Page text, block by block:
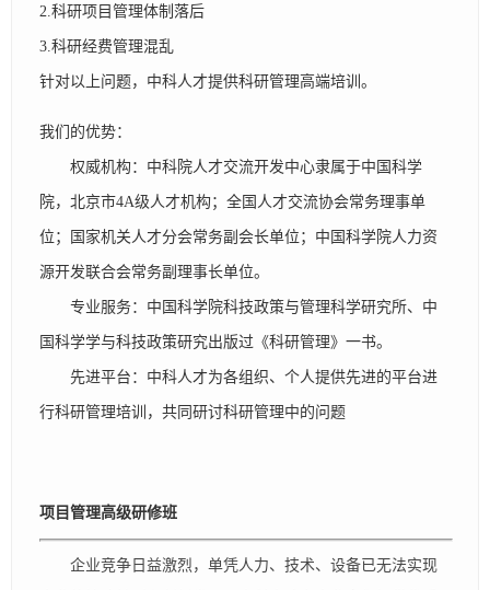
2.科研项目管理体制落后
3.科研经费管理混乱
针对以上问题，中科人才提供科研管理高端培训。
我们的优势：
权威机构：中科院人才交流开发中心隶属于中国科学
院，北京市4A级人才机构；全国人才交流协会常务理事单
位；国家机关人才分会常务副会长单位；中国科学院人力资
源开发联合会常务副理事长单位。
专业服务：中国科学院科技政策与管理科学研究所、中
国科学学与科技政策研究出版过《科研管理》一书。
先进平台：中科人才为各组织、个人提供先进的平台进
行科研管理培训，共同研讨科研管理中的问题
项目管理高级研修班
企业竞争日益激烈，单凭人力、技术、设备已无法实现